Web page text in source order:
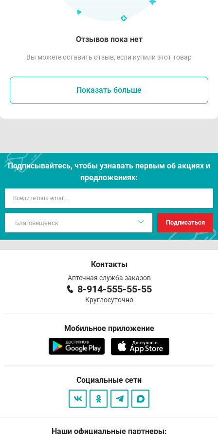
Отзывов пока нет
Вы можете оставить отзыв, если купили этот товар
Показать больше
Подписывайтесь, чтобы узнавать первым об акцияx и
предложениях:
Подписаться
Контакты
Аптечная служба заказов
8-914-555-55-55
Круглосуточно
Мобильное приложение
Социальные сети
Наши официальные партнеры: